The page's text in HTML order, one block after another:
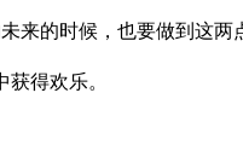
来的时候，也要做到这两
得欢乐。